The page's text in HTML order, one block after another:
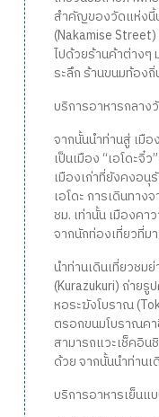
สำคัญของวัดแห่งนี้
(Nakamise
ไปด้วยร้านค้าต่างๆ
ระลึก ร้านขนมท้อง
บริการอาหารกลาง
จากนั้นนำท่านสู่ เมือ
เป็นเมือง “เอโดะจิ๋
เมืองเก่าที่ยังคงอนุ
เอโดะ การเดินทาง
ชม. เท่านั้น เมืองคา
จากนักท่องเที่ยวที่ม
นำท่านเดินเที่ยวชม
(Kurazukuri) ถ่าย
หอระฆังโบราณ
ตรอกขนมโบราณคา
สามารถแวะเช็คอิ
ด้วย จากนั้นนำท่าน
บริการอาหารเย็น